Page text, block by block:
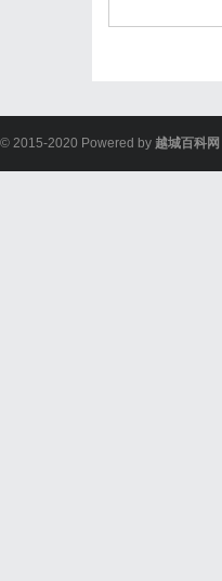
© 2015-2020 Powered by 越城百科网